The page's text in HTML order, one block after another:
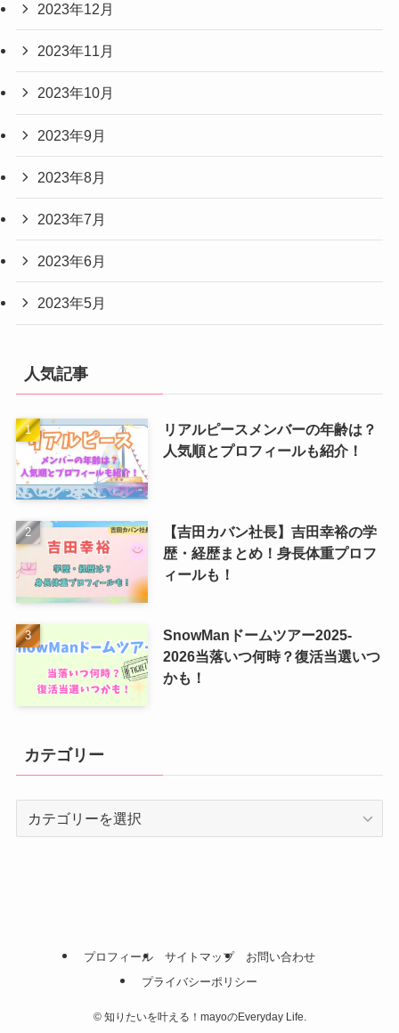
2023年12月
2023年11月
2023年10月
2023年9月
2023年8月
2023年7月
2023年6月
2023年5月
人気記事
リアルピースメンバーの年齢は？
人気順とプロフィールも紹介！
【吉田カバン社長】吉田幸裕の学
歴・経歴まとめ！身長体重プロフ
ィールも！
SnowManドームツアー2025-
2026当落いつ何時？復活当選いつ
かも！
カテゴリー
プロフィール サイトマップ
お問い合わせ
プライバシーポリシー
©知りたいを叶える！mayoのEveryday Life.